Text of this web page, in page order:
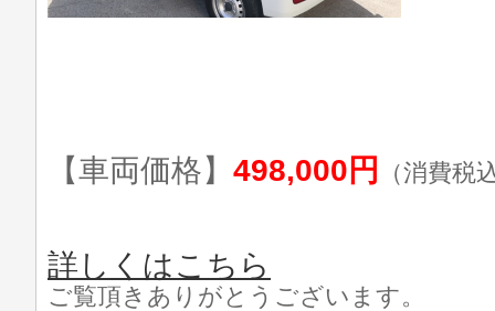
【車両価格】 498,000円 （消費税
詳しくはこちら
ご覧頂きありがとうございます。